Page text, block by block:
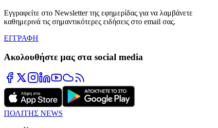
Εγγραφείτε στο Newsletter της εφημερίδας για να λαμβάνετε
καθημερινά τις σημαντικότερες ειδήσεις στο email σας.
ΕΓΓΡΑΦΗ
Ακολουθήστε μας στα social media
ΠΟΛΙΤΗΣ NEWS